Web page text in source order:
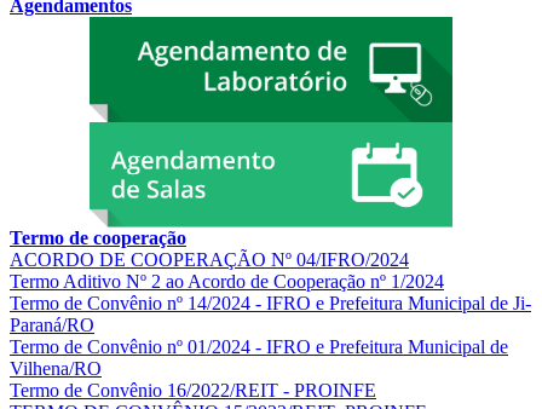
Agendamentos
Termo de cooperação
ACORDO DE COOPERAÇÃO Nº 04/IFRO/2024
Termo Aditivo Nº 2 ao Acordo de Cooperação nº 1/2024
Termo de Convênio nº 14/2024 - IFRO e Prefeitura Municipal de Ji-
Paraná/RO
Termo de Convênio nº 01/2024 - IFRO e Prefeitura Municipal de
Vilhena/RO
Termo de Convênio 16/2022/REIT - PROINFE